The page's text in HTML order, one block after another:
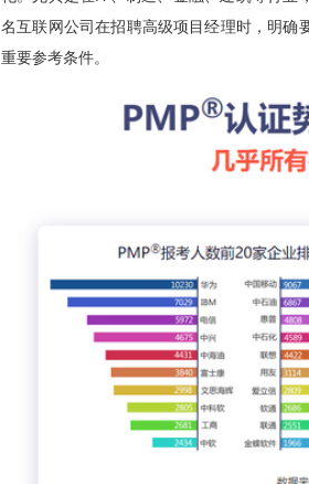
名互联网公司在招聘高级项目经理时，明确
重要参考条件。